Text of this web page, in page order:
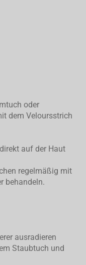
oder
dem Veloursstrich
auf der Haut
regelmäßig mit
behandeln.
ausradieren
Staubtuch und